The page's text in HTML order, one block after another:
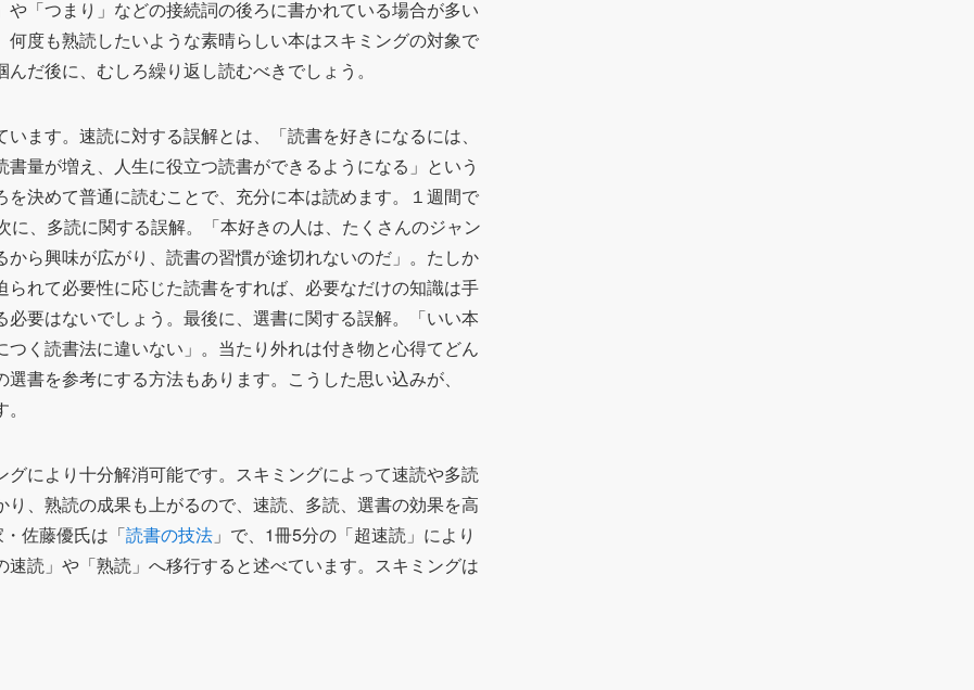
「つまり」などの接続詞の後ろに書かれている場合が多い
度も熟読したいような素晴らしい本はスキミングの対象で
だ後に、むしろ繰り返し読むべきでしょう。
ます。速読に対する誤解とは、「読書を好きになるには、
量が増え、人生に役立つ読書ができるようになる」という
決めて普通に読むことで、充分に本は読めます。１週間で
、多読に関する誤解。「本好きの人は、たくさんのジャン
ら興味が広がり、読書の習慣が途切れないのだ」。たしか
れて必要性に応じた読書をすれば、必要なだけの知識は手
要はないでしょう。最後に、選書に関する誤解。「いい本
く読書法に違いない」。当たり外れは付き物と心得てどん
書を参考にする方法もあります。こうした思い込みが、
により十分解消可能です。スキミングによって速読や多読
、熟読の成果も上がるので、速読、多読、選書の効果を高
佐藤優氏は「読書の技法 」で、1冊5分の「超速読」により
読」や「熟読」へ移行すると述べています。スキミングは